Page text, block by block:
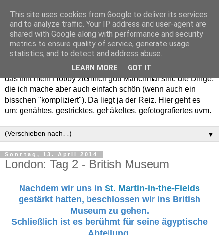
Willkommen in meinem "Wohnzimmer". Einfach und schön -
das trifft mein Hobby ziemlich gut! Manchmal sind die Dinge,
die ich mache aber auch einfach schön (wenn auch ein
bisschen "kompliziert"). Da liegt ja der Reiz. Hier geht es
um: genähtes, gestricktes, gehäkeltes, gefotografiertes uvm.
▼
Sonntag, 13. April 2014
London: Tag 2 - British Museum
Nachdem wir uns in St. Martin-in-the-Fields
gestärkt hatten, beschlossen wir ins British
Museum zu gehen.
Schließlich ist es berühmt für seine ägyptische
This site uses cookies from Google to deliver its services
and to analyze traffic. Your IP address and user-agent are
shared with Google along with performance and security
metrics to ensure quality of service, generate usage
statistics, and to detect and address abuse.
LEARN MORE GOT IT